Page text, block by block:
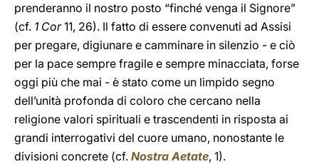
prenderanno il nostro posto “finché venga il Signore”
(cf. 1 Cor11, 26). Il fatto di essere convenuti ad Assisi
per pregare, digiunare e camminare in silenzio - e ciò
per la pace sempre fragile e sempre minacciata, forse
oggi più che mai - è stato come un limpido segno
dell’unità profonda di coloro che cercano nella
religione valori spirituali e trascendenti in risposta ai
grandi interrogativi del cuore umano, nonostante le
divisioni concrete (cf. Nostra Aetate, 1).